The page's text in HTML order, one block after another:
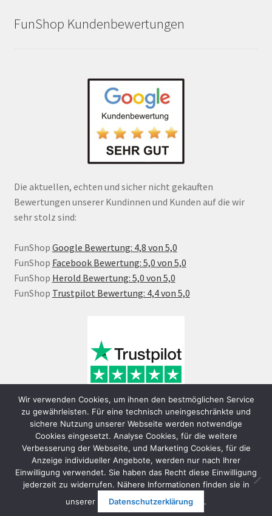
FunShop Kundenbewertungen
Die aktuellen, echten und sicher nicht gekauften
Bewertungen unserer Kundinnen und Kunden auf die wir
sehr stolz sind:
FunShop Google Bewertung: 4,8 von 5,0
FunShop Facebook Bewertung: 5,0 von 5,0
FunShop Herold Bewertung: 5,0 von 5,0
FunShop Trustpilot Bewertung: 4,4 von 5,0
© FunShop Wien - Hochqualitative Elektromobilität 2026
Datenschutzerklärung
Erstellt mit WooCommerce
Wir verwenden Cookies, um ihnen den bestmöglichen Service
zu gewährleisten. Für eine technisch uneingeschränkte und
sichere Nutzung unserer Webseite werden notwendige
Cookies eingesetzt. Analyse Cookies, für die weitere
Verbesserung der Webseite, und Marketing Cookies, für die
Anzeige individueller Angebote, werden nur nach Ihrer
Einwilligung verwendet. Sie haben das Recht diese Einwilligung
jederzeit zu widerrufen. Nähere Informationen finden sie in
unserer
Datenschutzerklärung .